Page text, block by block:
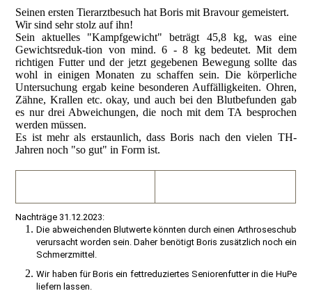
Seinen ersten Tierarztbesuch hat Boris mit Bravour gemeistert.
Wir sind sehr stolz auf ihn!
Sein aktuelles "Kampfgewicht" beträgt 45,8 kg, was eine
Gewichtsreduk-tion von mind. 6 - 8 kg bedeutet. Mit dem
richtigen Futter und der jetzt gegebenen Bewegung sollte das
wohl in einigen Monaten zu schaffen sein. Die körperliche
Untersuchung ergab keine besonderen Auffälligkeiten. Ohren,
Zähne, Krallen etc. okay, und auch bei den Blutbefunden gab
es nur drei Abweichungen, die noch mit dem TA besprochen
werden müssen.
Es ist mehr als erstaunlich, dass Boris nach den vielen TH-
Jahren noch "so gut" in Form ist.
Nachträge 31.12.2023:
Die abweichenden Blutwerte könnten durch einen Arthroseschub
verursacht worden sein. Daher benötigt Boris zusätzlich noch ein
Schmerzmittel.
Wir haben für Boris ein fettreduziertes Seniorenfutter in die HuPe
liefern lassen.